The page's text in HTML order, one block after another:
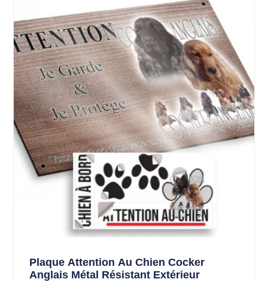
Plaque Attention Au Chien Cocker
Anglais Métal Résistant Extérieur